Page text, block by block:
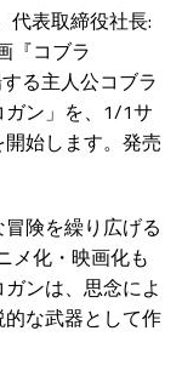
代表取締役社長:
『コブラ
する主人公コブラ
ン」を、1/1サ
始します。発売
険を繰り広げる
メ化・映画化も
ンは、思念によ
な武器として作